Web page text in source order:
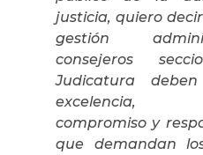
justicia, quiero
gestión
consejeros
Judicatura
excelencia,
compromiso y
que demandan